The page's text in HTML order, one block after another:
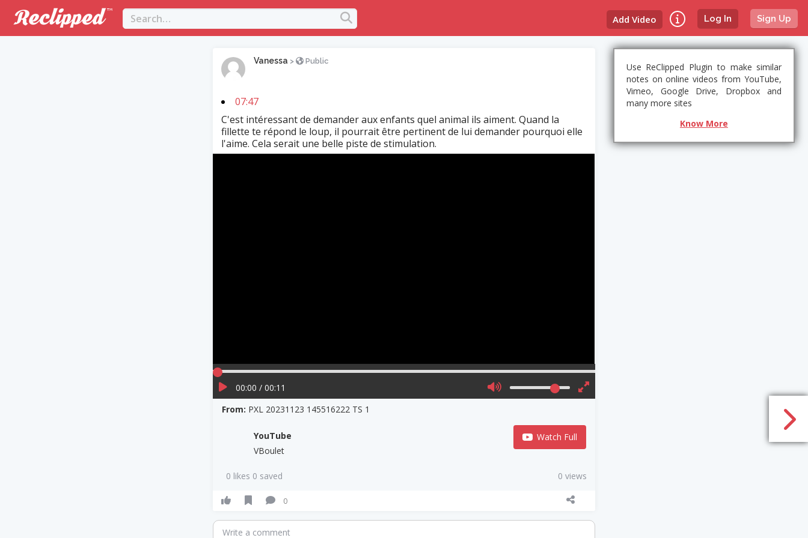
Log In Sign Up
Add Video
Vanessa > Public
07:47
C'est intéressant de demander aux enfants quel animal ils aiment. Quand la
fillette te répond le loup, il pourrait être pertinent de lui demander pourquoi elle
l'aime. Cela serait une belle piste de stimulation.
00:00 / 00:11
From: PXL 20231123 145516222 TS 1
YouTube
VBoulet
Watch Full
0 likes 0 saved 0 views
0
Write a comment
Use ReClipped Plugin to make similar
notes on online videos from YouTube,
Vimeo, Google Drive, Dropbox and
many more sites
Know More